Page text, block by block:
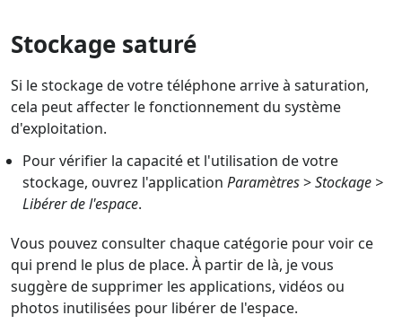
Stockage saturé
Si le stockage de votre téléphone arrive à saturation,
cela peut affecter le fonctionnement du système
d'exploitation.
Pour vérifier la capacité et l'utilisation de votre
stockage, ouvrez l'application Paramètres>Stockage >
Libérer de l'espace.
Vous pouvez consulter chaque catégorie pour voir ce
qui prend le plus de place. À partir de là, je vous
suggère de supprimer les applications, vidéos ou
photos inutilisées pour libérer de l'espace.